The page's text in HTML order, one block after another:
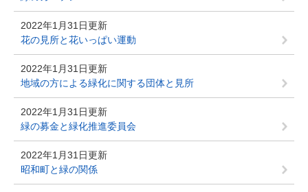
2022年1月31日更新
花の見所と花いっぱい運動
2022年1月31日更新
地域の方による緑化に関する団体と見所
2022年1月31日更新
緑の募金と緑化推進委員会
2022年1月31日更新
昭和町と緑の関係